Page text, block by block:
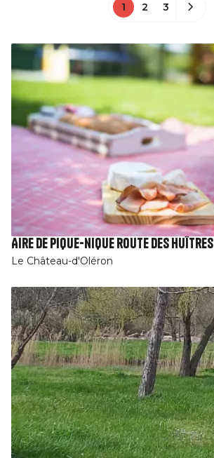
1
2 3
Aire de Pique-nique route des huîtres
Le Château-d'Oléron